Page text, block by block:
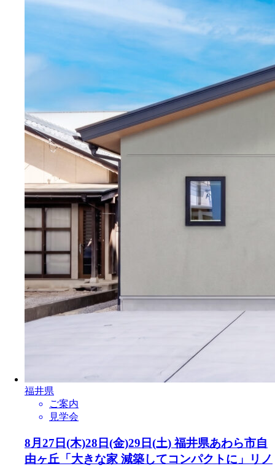
福井県
ご案内
見学会
8月27日(木)28日(金)29日(土) 福井県あわら市自
由ヶ丘「大きな家 減築してコンパクトに」リノ